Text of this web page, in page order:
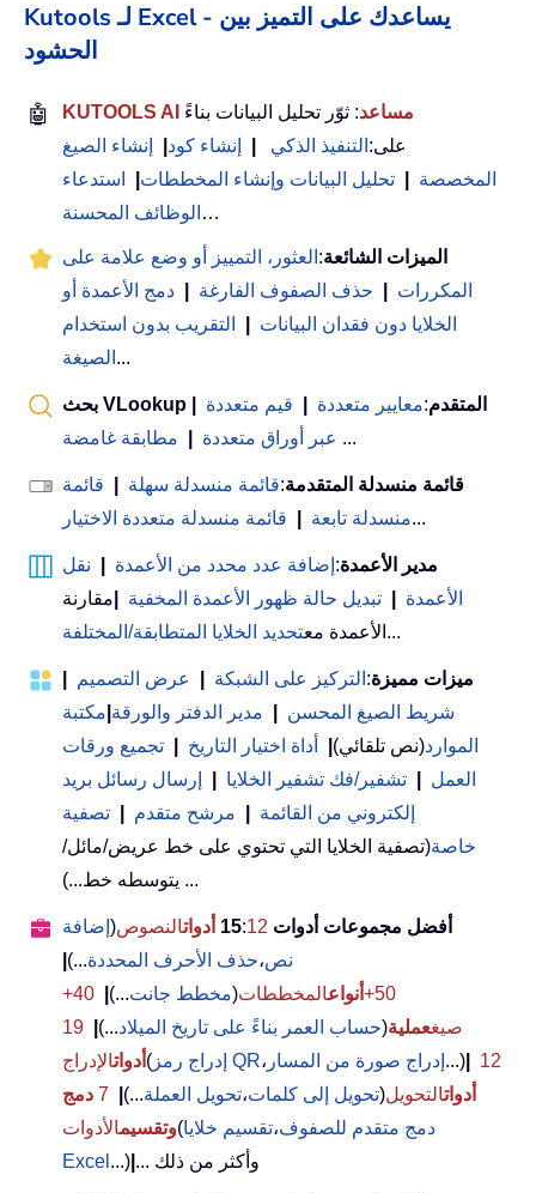
Kutools لـ Excel - يساعدك على التميز بين
الحشود
🤖 KUTOOLS AI مساعد: ثوّر تحليل البيانات بناءً
على: التنفيذ الذكي إنشاء كود
إنشاء الصيغ
المخصصة
تحليل البيانات وإنشاء المخططات
استدعاء
الوظائف المحسنة …
الميزات الشائعة: العثور، التمييز أو وضع علامة على
المكررات
حذف الصفوف الفارغة
دمج الأعمدة أو
الخلايا دون فقدان البيانات
التقريب بدون استخدام
الصيغة ...
بحث VLookup المتقدم:معايير متعددة قيم متعددة
عبر أوراق متعددة
مطابقة غامضة ...
قائمة منسدلة المتقدمة:قائمة منسدلة سهلة
قائمة
منسدلة تابعة
قائمة منسدلة متعددة الاختيار ...
مدير الأعمدة: إضافة عدد محدد من الأعمدة
نقل
الأعمدة
تبديل حالة ظهور الأعمدة المخفية
مقارنة
الأعمدة معتحديد الخلايا المتطابقة/المختلفة ...
ميزات مميزة: التركيز على الشبكة عرض التصميم
شريط الصيغ المحسن
مدير الدفتر والورقة مكتبة
الموارد(نص تلقائي) أداة اختيار التاريخ
تجميع ورقات
العمل
تشفير/فك تشفير الخلايا
إرسال رسائل بريد
إلكتروني من القائمة
مرشح متقدم
تصفية
خاصة(تصفية الخلايا التي تحتوي على خط عريض/مائل/
يتوسطه خط...) ...
أفضل مجموعات أدوات 15 :12 أدواتالنصوص( إضافة
نص،حذف الأحرف المحددة...)
50+
أنواعالمخططات(مخطط جانت...)
40+
صيغعملية(حساب العمر بناءً على تاريخ الميلاد...)
19
أدواتالإدراج ( إدراج رمز QR، إدراج صورة من المسار ...)
12
أدواتالتحويل(تحويل إلى كلمات،تحويل العملة...)
7 دمج
وتقسيمالأدوات ( دمج متقدم للصفوف،تقسيم خلايا
Excel ...) ... وأكثر من ذلك